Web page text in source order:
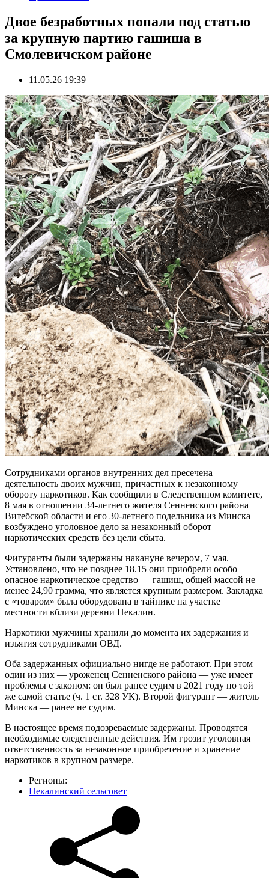
Двое безработных попали под статью
за крупную партию гашиша в
Смолевичском районе
11.05.26 19:39
Сотрудниками органов внутренних дел пресечена
деятельность двоих мужчин, причастных к незаконному
обороту наркотиков. Как сообщили в Следственном комитете,
8 мая в отношении 34-летнего жителя Сенненского района
Витебской области и его 30-летнего подельника из Минска
возбуждено уголовное дело за незаконный оборот
наркотических средств без цели сбыта.
Фигуранты были задержаны накануне вечером, 7 мая.
Установлено, что не позднее 18.15 они приобрели особо
опасное наркотическое средство — гашиш, общей массой не
менее 24,90 грамма, что является крупным размером. Закладка
с «товаром» была оборудована в тайнике на участке
местности вблизи деревни Пекалин.
Наркотики мужчины хранили до момента их задержания и
изъятия сотрудниками ОВД.
Оба задержанных официально нигде не работают. При этом
один из них — уроженец Сенненского района — уже имеет
проблемы с законом: он был ранее судим в 2021 году по той
же самой статье (ч. 1 ст. 328 УК). Второй фигурант — житель
Минска — ранее не судим.
В настоящее время подозреваемые задержаны. Проводятся
необходимые следственные действия. Им грозит уголовная
ответственность за незаконное приобретение и хранение
наркотиков в крупном размере.
Регионы:
Пекалинский сельсовет